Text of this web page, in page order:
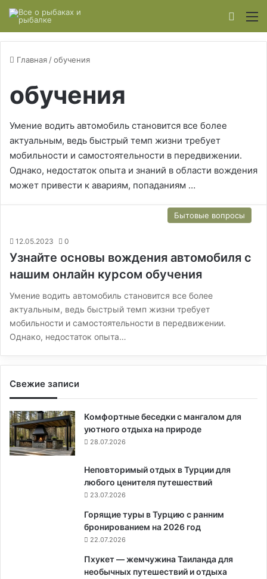
Главная /обучения
обучения
Умение водить автомобиль становится все более
актуальным, ведь быстрый темп жизни требует
мобильности и самостоятельности в передвижении.
Однако, недостаток опыта и знаний в области вождения
может привести к авариям, попаданиям …
Бытовые вопросы
12.05.2023 0
Узнайте основы вождения автомобиля с
нашим онлайн курсом обучения
Умение водить автомобиль становится все более
актуальным, ведь быстрый темп жизни требует
мобильности и самостоятельности в передвижении.
Однако, недостаток опыта…
Свежие записи
Комфортные беседки с мангалом для
уютного отдыха на природе
28.07.2026
Неповторимый отдых в Турции для
любого ценителя путешествий
23.07.2026
Горящие туры в Турцию с ранним
бронированием на 2026 год
22.07.2026
Пхукет — жемчужина Таиланда для
необычных путешествий и отдыха